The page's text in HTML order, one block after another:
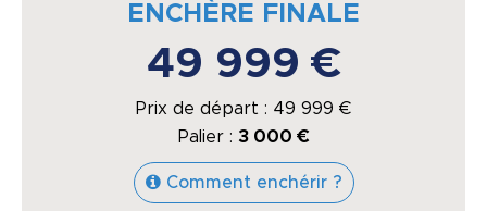
ENCHÈRE FINALE
49 999 €
Prix de départ : 49 999 €
Palier : 3 000 €
Comment enchérir ?